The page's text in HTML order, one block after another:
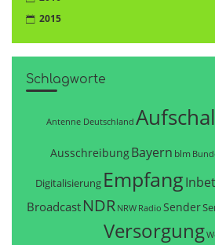
2015
Schlagworte
Antenne Deutschland
AusschreibungBayern blm
Digitalisierung Empfang
Broadcast NDR NRW Radio Sender
Versorgung